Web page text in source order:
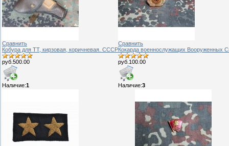
Сравнить
Кобура для ТТ, кирзовая, коричневая. СССР
руб.500.00
Наличие:1
Сравнить
Кокарда военнослужащих Вооруженных
руб.100.00
Наличие:3